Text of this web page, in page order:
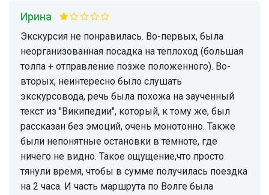
Ирина
Экскурсия не понравилась. Во-первых, была
неорганизованная посадка на теплоход (большая
толпа + отправление позже положенного). Во-
вторых, неинтересно было слушать
экскурсовода, речь была похожа на заученный
текст из "Википедии", который, к тому же, был
рассказан без эмоций, очень монотонно. Также
были непонятные остановки в темноте, где
ничего не видно. Такое ощущение,что просто
тянули время, чтобы в сумме получилась поездка
на 2 часа. И часть маршрута по Волге была